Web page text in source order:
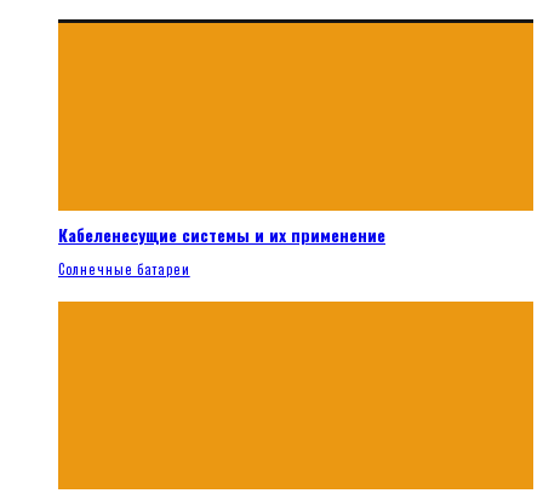
Кабеленесущие системы и их применение
Солнечные батареи